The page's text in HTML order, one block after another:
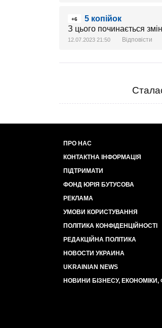
+6
5 копійок
З цього починається
12.07.2023 21:50 Відповісти
ПРО НАС
КОНТАКТНА ІНФОРМАЦІЯ
ПІДТРИМАТИ
ФОНД ЮРІЯ БУТУСОВА
РЕКЛАМА
УМОВИ КОРИСТУВАННЯ
ПОЛІТИКА КОНФІДЕНЦІЙНОСТІ
РЕДАКЦІЙНА ПОЛІТИКА
НОВОСТИ УКРАИНА
UKRAINIAN NEWS
НОВИНИ БІЗНЕСУ, ЕКОНОМІКИ,